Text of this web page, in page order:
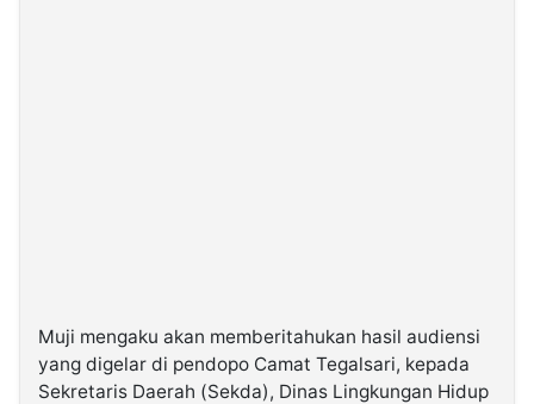
Muji mengaku akan memberitahukan hasil audiensi
yang digelar di pendopo Camat Tegalsari, kepada
Sekretaris Daerah (Sekda), Dinas Lingkungan Hidup